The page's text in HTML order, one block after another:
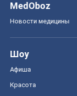
MedOboz
Новости медицины
Шоу
Афиша
Красота